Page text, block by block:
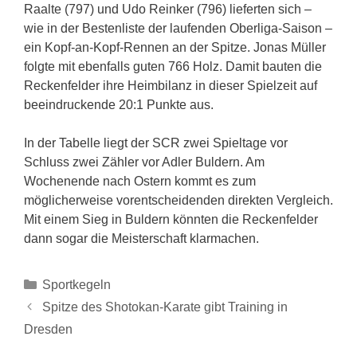
Raalte (797) und Udo Reinker (796) lieferten sich –
wie in der Bestenliste der laufenden Oberliga-Saison –
ein Kopf-an-Kopf-Rennen an der Spitze. Jonas Müller
folgte mit ebenfalls guten 766 Holz. Damit bauten die
Reckenfelder ihre Heimbilanz in dieser Spielzeit auf
beeindruckende 20:1 Punkte aus.
In der Tabelle liegt der SCR zwei Spieltage vor
Schluss zwei Zähler vor Adler Buldern. Am
Wochenende nach Ostern kommt es zum
möglicherweise vorentscheidenden direkten Vergleich.
Mit einem Sieg in Buldern könnten die Reckenfelder
dann sogar die Meisterschaft klarmachen.
Sportkegeln
Spitze des Shotokan-Karate gibt Training in
Dresden